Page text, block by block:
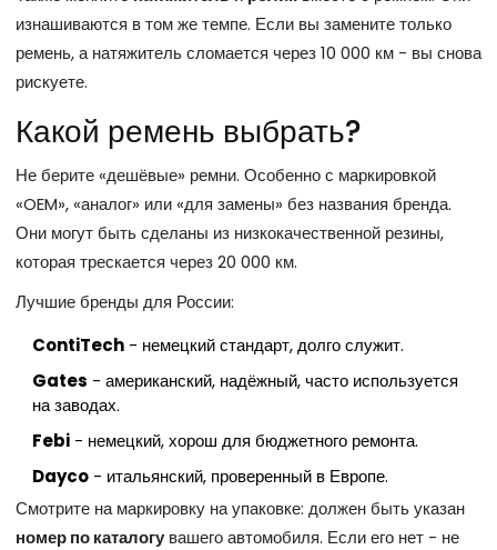
изнашиваются в том же темпе. Если вы замените только
ремень, а натяжитель сломается через 10 000 км - вы снова
рискуете.
Какой ремень выбрать?
Не берите «дешёвые» ремни. Особенно с маркировкой
«OEM», «аналог» или «для замены» без названия бренда.
Они могут быть сделаны из низкокачественной резины,
которая трескается через 20 000 км.
Лучшие бренды для России:
ContiTech - немецкий стандарт, долго служит.
Gates - американский, надёжный, часто используется
на заводах.
Febi - немецкий, хорош для бюджетного ремонта.
Dayco - итальянский, проверенный в Европе.
Смотрите на маркировку на упаковке: должен быть указан
номер по каталогу вашего автомобиля. Если его нет - не